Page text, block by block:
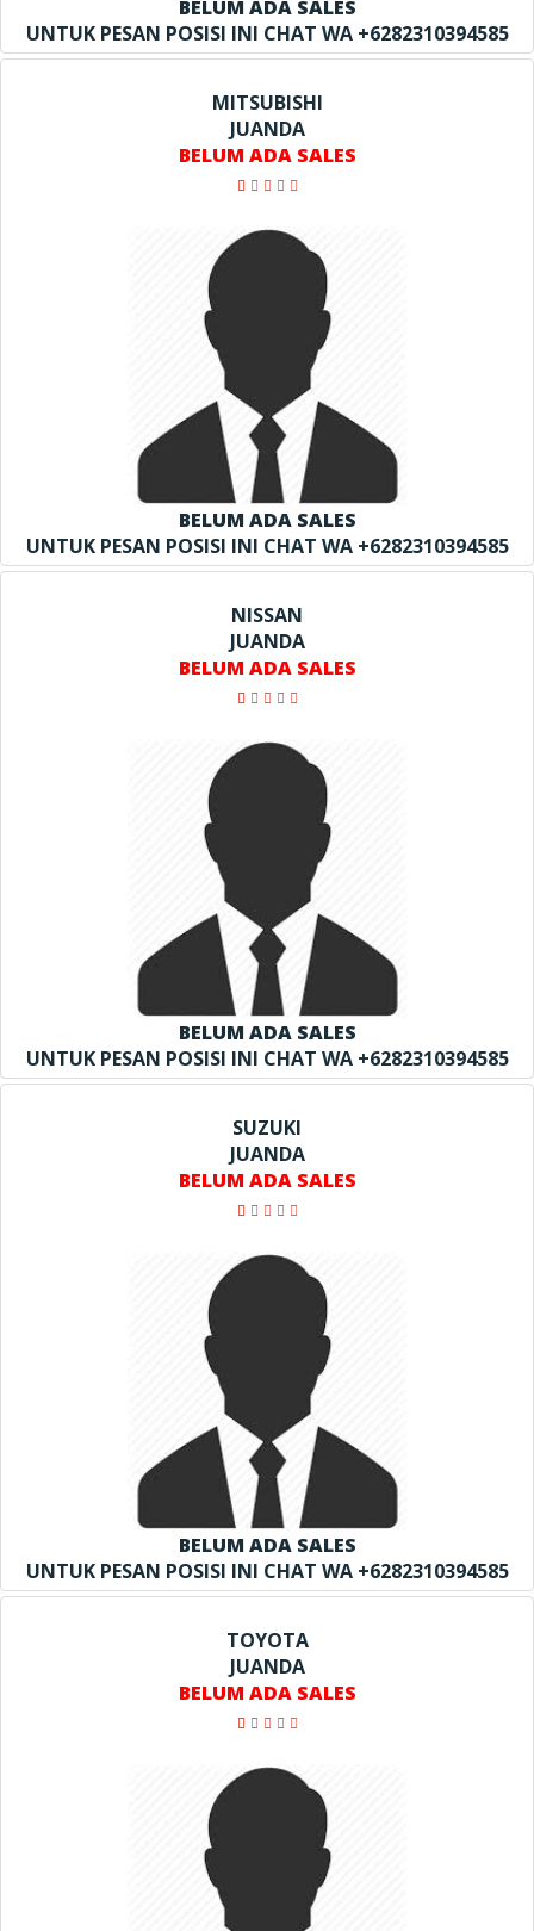
BELUM ADA SALES
UNTUK PESAN POSISI INI CHAT WA +6282310394585
MITSUBISHI
JUANDA
BELUM ADA SALES
BELUM ADA SALES
UNTUK PESAN POSISI INI CHAT WA +6282310394585
NISSAN
JUANDA
BELUM ADA SALES
BELUM ADA SALES
UNTUK PESAN POSISI INI CHAT WA +6282310394585
SUZUKI
JUANDA
BELUM ADA SALES
BELUM ADA SALES
UNTUK PESAN POSISI INI CHAT WA +6282310394585
TOYOTA
JUANDA
BELUM ADA SALES